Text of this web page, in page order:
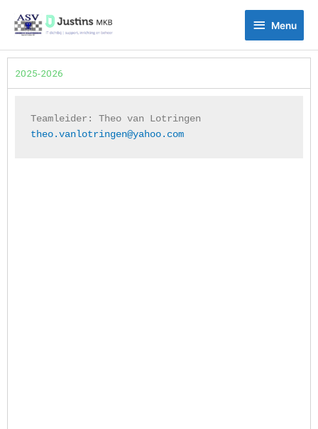
naar
inhoud
Menu
Menu
2025-2026
theo.vanlotringen@yahoo.com